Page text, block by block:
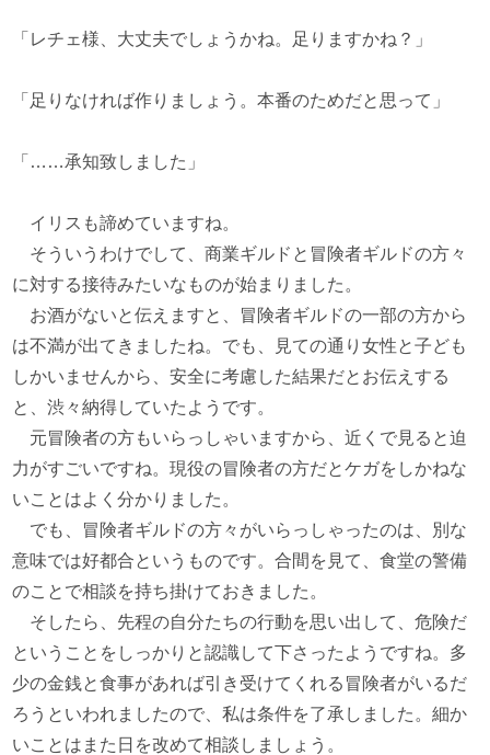
「レチェ様、大丈夫でしょうかね。足りますかね？」
「足りなければ作りましょう。本番のためだと思って」
「……承知致しました」
イリスも諦めていますね。
そういうわけでして、商業ギルドと冒険者ギルドの方々
に対する接待みたいなものが始まりました。
お酒がないと伝えますと、冒険者ギルドの一部の方から
は不満が出てきましたね。でも、見ての通り女性と子ども
しかいませんから、安全に考慮した結果だとお伝えする
と、渋々納得していたようです。
元冒険者の方もいらっしゃいますから、近くで見ると迫
力がすごいですね。現役の冒険者の方だとケガをしかねな
いことはよく分かりました。
でも、冒険者ギルドの方々がいらっしゃったのは、別な
意味では好都合というものです。合間を見て、食堂の警備
のことで相談を持ち掛けておきました。
そしたら、先程の自分たちの行動を思い出して、危険だ
ということをしっかりと認識して下さったようですね。多
少の金銭と食事があれば引き受けてくれる冒険者がいるだ
ろうといわれましたので、私は条件を了承しました。細か
いことはまた日を改めて相談しましょう。